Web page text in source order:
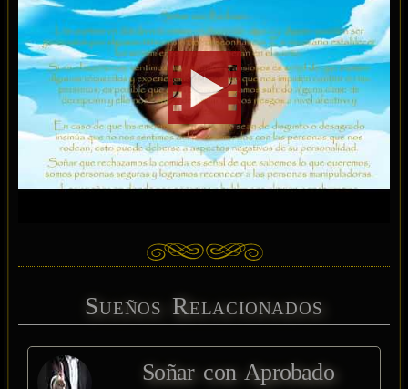
Sueños Relacionados
Soñar con Aprobado